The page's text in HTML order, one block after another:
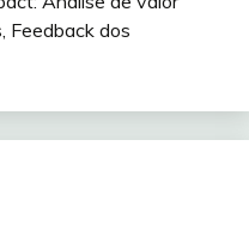
Feedback dos